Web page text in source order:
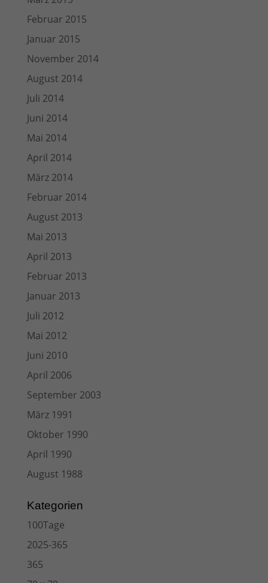
Februar 2015
Januar 2015
November 2014
August 2014
Juli 2014
Juni 2014
Mai 2014
April 2014
März 2014
Februar 2014
August 2013
Mai 2013
April 2013
Februar 2013
Januar 2013
Juli 2012
Mai 2012
Juni 2010
April 2006
September 2003
März 1991
Oktober 1990
April 1990
August 1988
Kategorien
100Tage
2025-365
365